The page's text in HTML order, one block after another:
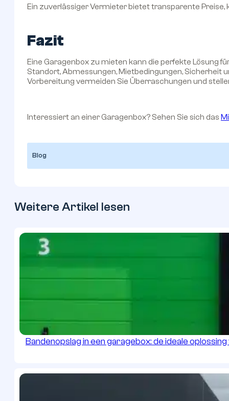
Ein zuverlässiger Vermieter bietet transparente Preise,
Fazit
Eine Garagenbox zu mieten kann die perfekte Lösung
Standort, Abmessungen, Mietbedingungen, Sicherheit
Vorbereitung vermeiden Sie Überraschungen und
Interessiert an einer Garagenbox? Sehen Sie sich das
Blog
Weitere Artikel lesen
Bandenopslag in een garagebox: de ideale